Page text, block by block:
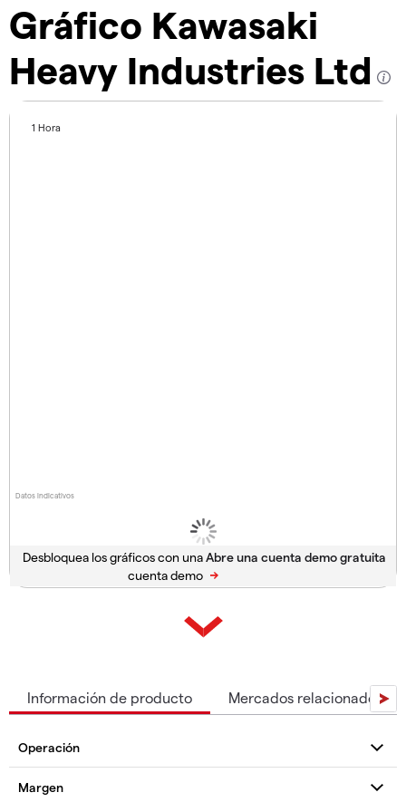
Gráfico Kawasaki
Heavy Industries Ltd
Datos indicativos
1 Hora
Desbloquea los gráficos con una
cuenta demo
Información de producto Mercados relacionados